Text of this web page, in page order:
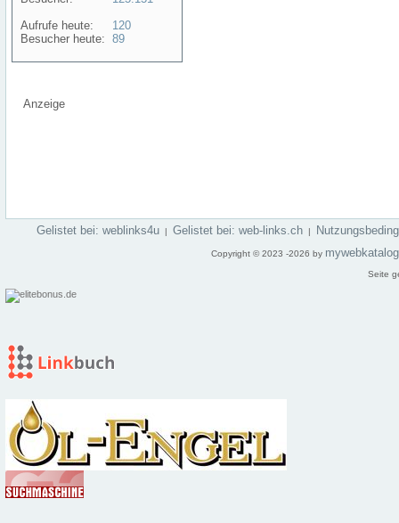
Aufrufe heute:
Besucher heute:
120
89
Anzeige
Gelistet bei: weblinks4u |Gelistet bei: web-links.ch |
Copyright © 2023 -2026 by
Seite